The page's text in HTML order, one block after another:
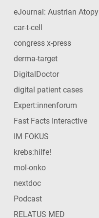
eJournal: Austrian
car-t-cell
congress x-press
derma-target
DigitalDoctor
digital patient cases
Expert:innenforum
Fast Facts Interactive
IM FOKUS
krebs:hilfe!
mol-onko
nextdoc
Podcast
RELATUS MED